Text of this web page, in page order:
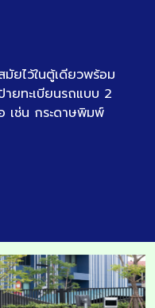
ยไว้ในตู้เดียวพร้อม
ยทะเบียนรถแบบ 2
เช่น กระดาษพิมพ์